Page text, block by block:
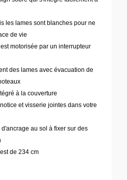
les lames sont blanches pour ne
de vie
motorisée par un interrupteur
des lames avec évacuation de
à la couverture
et visserie jointes dans votre
au sol à fixer sur des
de 234 cm